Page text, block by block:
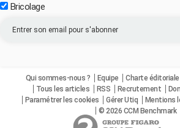
Bricolage
Qui sommes-nous ? Equipe Charte éditoriale
Tous les articles
RSS Recrutement
Paramétrer les cookies
Gérer Utiq Mentions
© 2026 CCM Benchmark